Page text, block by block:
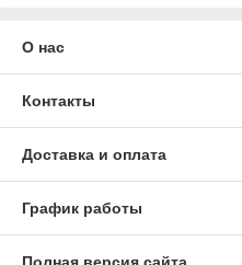
О нас
Контакты
Доставка и оплата
График работы
Полная версия сайта